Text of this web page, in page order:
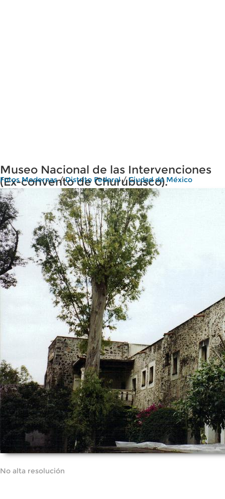
Museo Nacional de las Intervenciones
(Ex-convento de Churubusco).
Coyoacán, DF. 2003
Fotos Modernas/Distrito Federal/Ciudad de México
No alta resolución